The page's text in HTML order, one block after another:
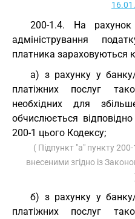
200-1.4. На рахунок
адміністрування
платника зараховуються
а) з рахунку у
платіжних послуг
необхідних для
обчислюється
200-1 цього Кодексу;
( Підпункт "а" пункту
внесеними згідно із
б) з рахунку у
платіжних послуг